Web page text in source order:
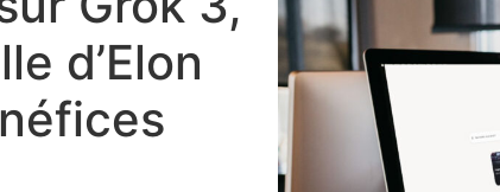
d’Elon